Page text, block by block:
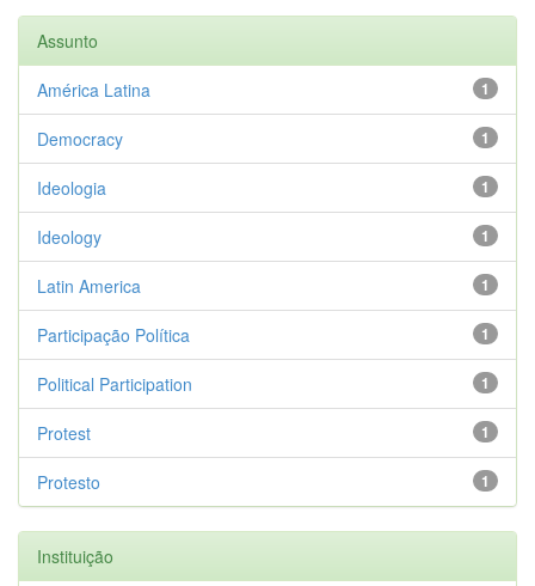
Assunto
1
América Latina
1
Democracy
1
Ideologia
1
Ideology
1
Latin America
1
Participação Política
1
Political Participation
1
Protest
1
Protesto
Instituição